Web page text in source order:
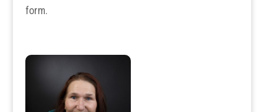
form.